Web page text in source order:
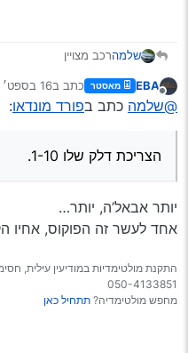
שלמהרכב מצויין
בגדול זה האח של
רכב חזק, הצריכת דלק שלו
2000 עם טורבו, וצריך להתנהג איתו בעדינות ביחס לפתיחות
מנותק
EBA מאסטר כתב ב16 בספט׳ 2024, 19:23
נערך לאחרונה על
@שלמה כתב בפורד מונדאו:
הצריכת דלק שלו 1-10.
יותר אבאל’ה, יותר…
אחד לעשר זה הפוקוס, אחיו
התקנת מולטימדיות במודיעין עילית,
050-4133851
מחפש מולטימדיה? תתחיל כאן